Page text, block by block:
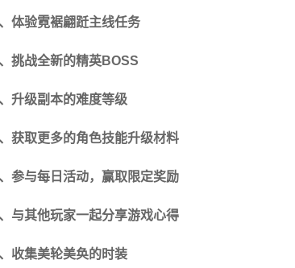
体验霓裾翩跹主线任务
挑战全新的精英BOSS
升级副本的难度等级
获取更多的角色技能升级材料
参与每日活动，赢取限定奖励
与其他玩家一起分享游戏心得
收集美轮美奂的时装